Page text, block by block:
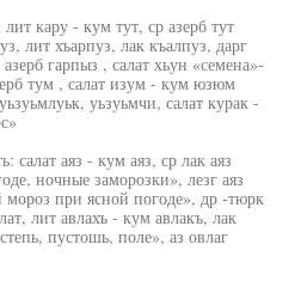
кару - кум тут, ср азерб тут
лит хъарпуз, лак къалпуз, дарг
гарпыз , салат хьун «семена»-
тум , салат изум - кум юзюм
уьзуьмчи, салат курак -
салат аяз - кум аяз, ср лак аяз
ночные заморозки», лезг аяз
мороз при ясной погоде», др -тюрк
лит авлахъ - кум авлакъ, лак
пустошь, поле», аз овлаг